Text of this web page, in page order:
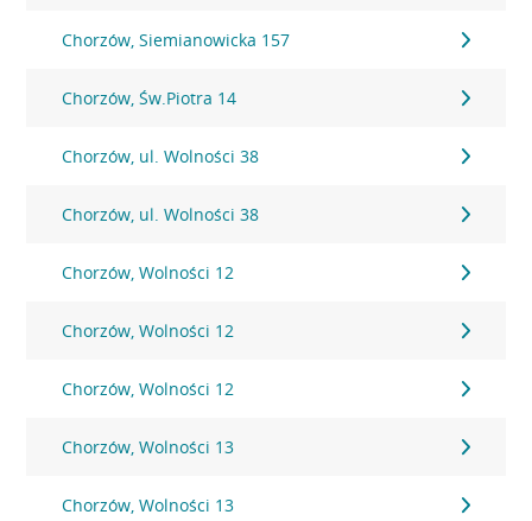
Chorzów, Siemianowicka 157
Chorzów, Św.Piotra 14
Chorzów, ul. Wolności 38
Chorzów, ul. Wolności 38
Chorzów, Wolności 12
Chorzów, Wolności 12
Chorzów, Wolności 12
Chorzów, Wolności 13
Chorzów, Wolności 13